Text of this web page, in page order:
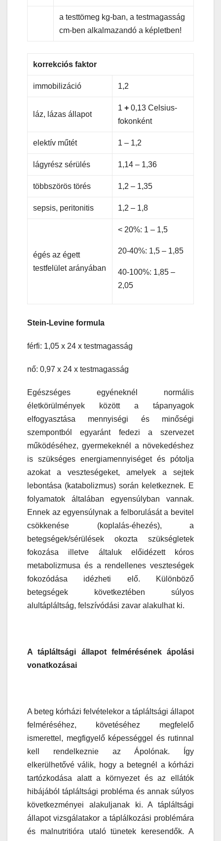
a testtömeg kg-ban, a testmagasság
cm-ben alkalmazandó a képletben!
korrekciós faktor
immobilizáció 1,2
láz, lázas állapot
1+ 0,13 Celsius-
fokonként
elektív műtét 1 – 1,2
lágyrész sérülés 1,14 – 1,36
többszörös törés 1,2 – 1,35
sepsis, peritonitis 1,2 – 1,8
égés az égett
testfelület arányában
< 20%: 1 – 1,5
20-40%: 1,5 – 1,85
40-100%: 1,85 –
2,05
Stein-Levine formula
férfi: 1,05 x 24 x testmagasság
nő: 0,97 x 24 x testmagasság
Egészséges egyéneknél normális
életkörülmények között a tápanyagok
elfogyasztása mennyiségi és minőségi
szempontból egyaránt fedezi a szervezet
működéséhez, gyermekeknél a növekedéshez
is szükséges energiamennyiséget és pótolja
azokat a veszteségeket, amelyek a sejtek
lebontása (katabolizmus) során keletkeznek. E
folyamatok általában egyensúlyban vannak.
Ennek az egyensúlynak a felborulását a bevitel
csökkenése (koplalás-éhezés), a
betegségek/sérülések okozta szükségletek
fokozása illetve általuk előidézett kóros
metabolizmusa és a rendellenes veszteségek
fokozódása idézheti elő. Különböző
betegségek következtében súlyos
alultápláltság, felszívódási zavar alakulhat ki.
A tápláltsági állapot felmérésének ápolási
vonatkozásai
A beteg kórházi felvételekor a tápláltsági állapot
felméréséhez, követéséhez megfelelő
ismerettel, megfigyelő képességgel és rutinnal
kell rendelkeznie az Ápolónak. Így
elkerülhetővé válik, hogy a betegnél a kórházi
tartózkodása alatt a környezet és az ellátók
hibájából tápláltsági probléma és annak súlyos
következményei alakuljanak ki. A tápláltsági
állapot vizsgálatakor a táplálkozási problémára
és malnutritióra utaló tünetek keresendők. A